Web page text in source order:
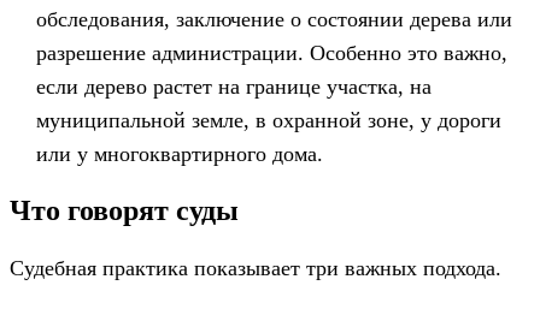
обследования, заключение о состоянии дерева или
разрешение администрации. Особенно это важно,
если дерево растет на границе участка, на
муниципальной земле, в охранной зоне, у дороги
или у многоквартирного дома.
Что говорят суды
Судебная практика показывает три важных подхода.